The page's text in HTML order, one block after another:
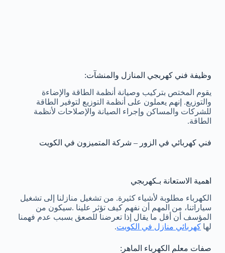
وظيفة فني كهربجي المنازل والمنشآت:
يقوم المختص بتركيب وصيانة أنظمة الطاقة والإضاءة
والتوزيع. إنهم يعملون على أنظمة التوزيع لتوفير الطاقة
للشركات والمساكن وإجراء الصيانة والإصلاحات لأنظمة
الطاقة.
فني كهربائي في الزور – شركة المتميزون في الكويت
اهمية الاستعانة بـكهربجي
الكهرباء مطلوبة لأشياء كثيرة. من تشغيل منازلنا إلى تشغيل
سياراتنا، من المهم أن نفهم كيف تؤثر علينا .سيكون من
المؤسف أن أقل ما يقال إذا تعرضنا للصعق بسبب عدم فهمنا
لها كهربائي منازل في الكويت.
صفات معلم الكهرباء الماهر: